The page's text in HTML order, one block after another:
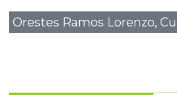
Orestes Ramos Lorenzo,